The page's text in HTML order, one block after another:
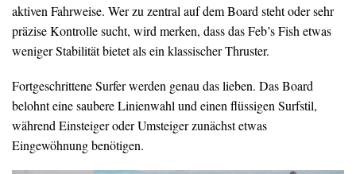
aktiven Fahrweise. Wer zu zentral auf dem Board steht oder sehr
präzise Kontrolle sucht, wird merken, dass das Feb’s Fish etwas
weniger Stabilität bietet als ein klassischer Thruster.
Fortgeschrittene Surfer werden genau das lieben. Das Board
belohnt eine saubere Linienwahl und einen flüssigen Surfstil,
während Einsteiger oder Umsteiger zunächst etwas
Eingewöhnung benötigen.